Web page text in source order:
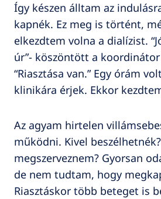
Így készen álltam az
kapnék. Ez meg is történt,
elkezdtem volna a dialízist.
úr”- köszöntött a
“Riasztása van.” Egy órám
klinikára érjek. Ekkor
Az agyam hirtelen
működni. Kivel
megszerveznem? Gyorsan
de nem tudtam, hogy
Riasztáskor több beteget is